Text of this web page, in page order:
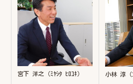
宮下 洋之（ﾐﾔｼﾀ ﾋﾛﾕｷ） 小林 淳（